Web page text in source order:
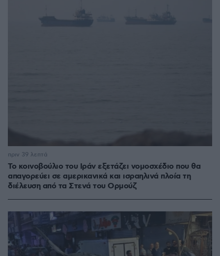
Το κοινοβούλιο του Ιράν εξετάζει νομοσχέδιο που θα
απαγορεύει σε αμερικανικά και ισραηλινά πλοία τη
διέλευση από τα Στενά του Ορμούζ
πριν 39 λεπτά